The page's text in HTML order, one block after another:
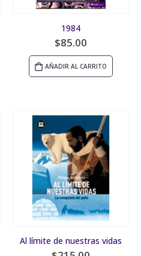
1984
$85.00
AÑADIR AL CARRITO
Al límite de nuestras vidas